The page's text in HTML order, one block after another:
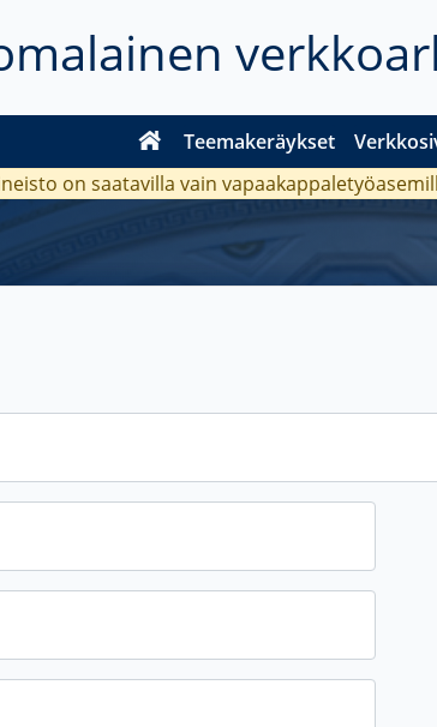
Teemakeräykset
on saatavilla vain